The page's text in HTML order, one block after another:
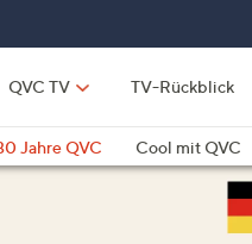
QVC TV TV-Rückblick
Jahre QVC Cool mit QVC